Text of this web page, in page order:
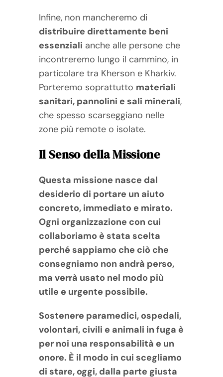
Infine, non mancheremo di
distribuire direttamente beni
essenziali anche alle persone che
incontreremo lungo il cammino, in
particolare tra Kherson e Kharkiv.
Porteremo soprattutto materiali
sanitari, pannolini e sali minerali,
che spesso scarseggiano nelle
zone più remote o isolate.
Il Senso della Missione
Questa missione nasce dal
desiderio di portare un aiuto
concreto, immediato e mirato.
Ogni organizzazione con cui
collaboriamo è stata scelta
perché sappiamo che ciò che
consegniamo non andrà perso,
ma verrà usato nel modo più
utile e urgente possibile.
Sostenere paramedici, ospedali,
volontari, civili e animali in fuga è
per noi una responsabilità e un
onore. È il modo in cui scegliamo
di stare, oggi, dalla parte giusta